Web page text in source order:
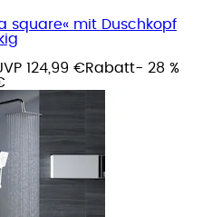
square« mit Duschkopf
124,99 €Rabatt- 28 %